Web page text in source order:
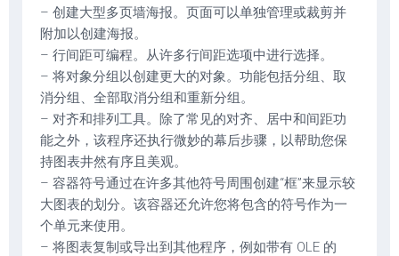
– 创建大型多页墙海报。页面可以单独管理或裁剪并
附加以创建海报。
– 行间距可编程。从许多行间距选项中进行选择。
– 将对象分组以创建更大的对象。功能包括分组、取
消分组、全部取消分组和重新分组。
– 对齐和排列工具。除了常见的对齐、居中和间距功
能之外，该程序还执行微妙的幕后步骤，以帮助您保
持图表井然有序且美观。
– 容器符号通过在许多其他符号周围创建“框”来显示较
大图表的划分。该容器还允许您将包含的符号作为一
个单元来使用。
– 将图表复制或导出到其他程序，例如带有 OLE 的